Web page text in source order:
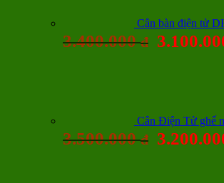
Cân bàn điện tử
3.400.000đ
Cân Điện Tử ghế
3.500.000đ